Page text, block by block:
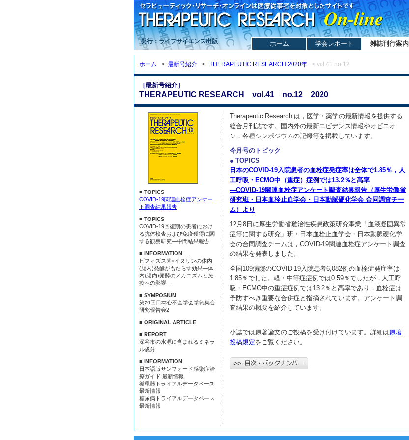
発行：ライフサイエンス出版 ホーム 学会レポート 雑誌刊行案内
ホーム > 最新号紹介 > THERAPEUTIC RESEARCH 2020年 > vol.41 no.12
［最新号紹介］
THERAPEUTIC RESEARCH vol.41 no.12 2020
■ TOPICS
COVID-19関連血栓症アンケー
ト調査結果報告
■ TOPICS
COVID-19回復期の患者におけ
る抗体検査および免疫獲得に関
する観察研究—中間結果報告
■ INFORMATION
ビフィズス菌×イヌリンの体内
(腸内)発酵がもたらす効果—体
内(腸内)発酵のメカニズムと免
疫への影響—
■ SYMPOSIUM
第24回日本心不全学会学術集会
研究報告会2
■ ORIGINAL ARTICLE
■ REPORT
深谷市の水源に含まれるミネラ
ル成分
■ INFORMATION
日本語版サンフォード感染症治
療ガイド 最新情報
循環器トライアルデータベース
最新情報
糖尿病トライアルデータベース
最新情報
Therapeutic Research は，医学・薬学の最新情報を提供する
総合月刊誌です。国内外の最新エビデンス情報やオピニオ
ン，各種シンポジウムの記録等を掲載しています。
今月号のトピック
● TOPICS
日本のCOVID-19入院患者の血栓症発症率は全体で1.85％，人
工呼吸・ECMO中（重症）症例では13.2％と高率
—COVID-19関連血栓症アンケート調査結果報告（厚生労働省
研究班・日本血栓止血学会・日本動脈硬化学会 合同調査チー
ム）より
12月8日に厚生労働省難治性疾患政策研究事業「血液凝固異常
症等に関する研究」班・日本血栓止血学会・日本動脈硬化学
会の合同調査チームは，COVID-19関連血栓症アンケート調査
の結果を発表しました。
全国109病院のCOVID-19入院患者6,082例の血栓症発症率は
1.85％でした。軽・中等症症例では0.59％でしたが，人工呼
吸・ECMO中の重症症例では13.2％と高率であり，血栓症は
予防すべき重要な合併症と指摘されています。アンケート調
査結果の概要を紹介しています。
小誌では原著論文のご投稿を受け付けています。詳細は原著
投稿規定をご覧ください。